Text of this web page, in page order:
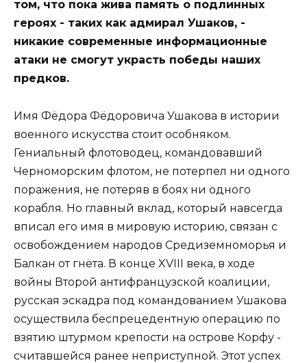
том, что пока жива память о подлинных
героях - таких как адмирал Ушаков, -
никакие современные информационные
атаки не смогут украсть победы наших
предков.
Имя Фёдора Фёдоровича Ушакова в истории
военного искусства стоит особняком.
Гениальный флотоводец, командовавший
Черноморским флотом, не потерпел ни одного
поражения, не потеряв в боях ни одного
корабля. Но главный вклад, который навсегда
вписал его имя в мировую историю, связан с
освобождением народов Средиземноморья и
Балкан от гнёта. В конце XVIII века, в ходе
войны Второй антифранцузской коалиции,
русская эскадра под командованием Ушакова
осуществила беспрецедентную операцию по
взятию штурмом крепости на острове Корфу -
считавшейся ранее неприступной. Этот успех